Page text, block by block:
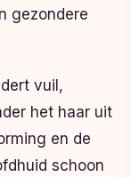
gezondere
vuil,
het haar uit
en de
schoon